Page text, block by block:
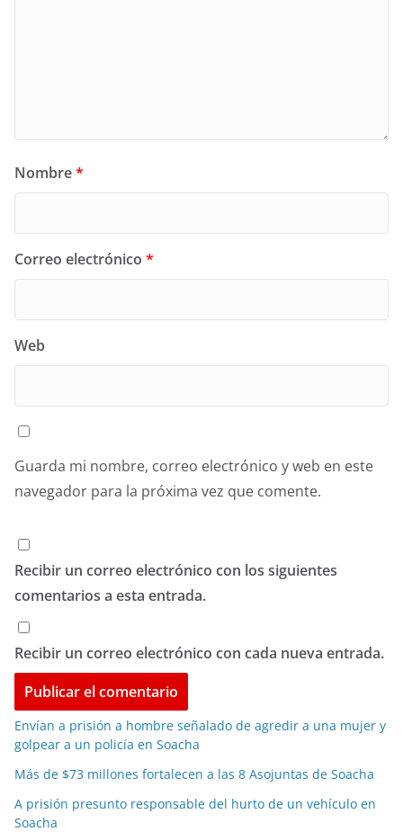
Nombre*
Correo electrónico *
Web
Guarda mi nombre, correo electrónico y web en este
navegador para la próxima vez que comente.
Recibir un correo electrónico con los siguientes
comentarios a esta entrada.
Recibir un correo electrónico con cada nueva entrada.
Envían a prisión a hombre señalado de agredir a una mujer y
golpear a un policía en Soacha
Más de $73 millones fortalecen a las 8 Asojuntas de Soacha
A prisión presunto responsable del hurto de un vehículo en
Soacha